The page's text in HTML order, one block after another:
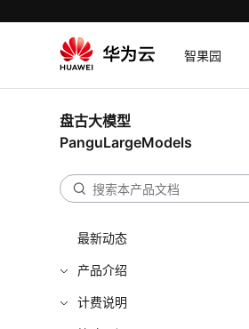
智果园
盘古大模型
PanguLargeModels
最新动态
产品介绍
计费说明